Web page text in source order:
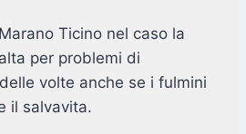
Ticino nel caso la
per problemi di
volte anche se i fulmini
il salvavita.